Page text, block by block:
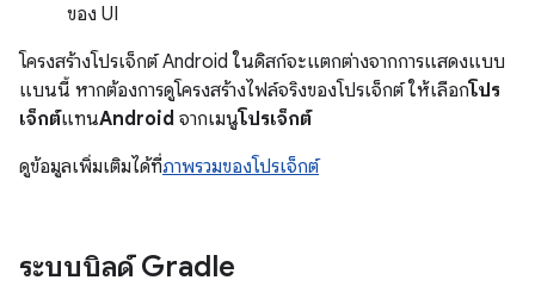
ของ UI
โครงสร้างโปรเจ็กต์ Android ในดิสก์จะแตกต่างจากการแสดงแบบ
แบนนี้ หากต้องการดูโครงสร้างไฟล์จริงของโปรเจ็กต์ ให้เลือกโปร
เจ็กต์แทนAndroid จากเมนูโปรเจ็กต์
ดูข้อมูลเพิ่มเติมได้ที่ภาพรวมของโปรเจ็กต์
ระบบบิลด์ Gradle